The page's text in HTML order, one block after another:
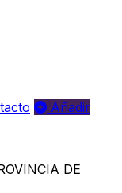
Añadir
DE